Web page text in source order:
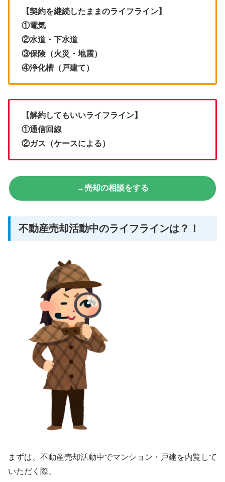
【契約を継続したままのライフライン】
①電気
②水道・下水道
③保険（火災・地震）
④浄化槽（戸建て）
【解約してもいいライフライン】
①通信回線
②ガス （ケースによる）
→売却の相談をする
不動産売却活動中のライフラインは？！
まずは、不動産売却活動中でマンション・戸建を内覧して
いただく際、